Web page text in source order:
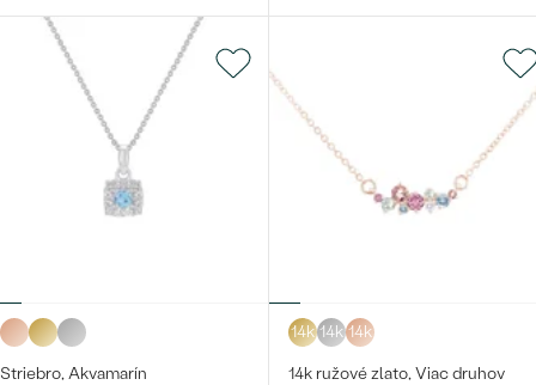
Striebro, Akvamarín
14k 14k 14k
14k ružové zlato, Viac druhov